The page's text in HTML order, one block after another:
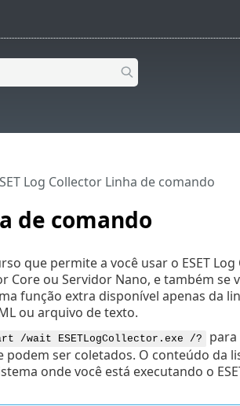
de comando
Log Collector Linha de comando
que permite a você usar o ESET
Core ou Servidor Nano, e também se
função extra disponível apenas da
ou arquivo de texto.
/wait ESETLogCollector.exe /?
para
podem ser coletados. O conteúdo da
onde você está executando o